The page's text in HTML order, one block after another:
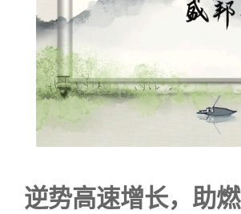
逆势高速增长，助